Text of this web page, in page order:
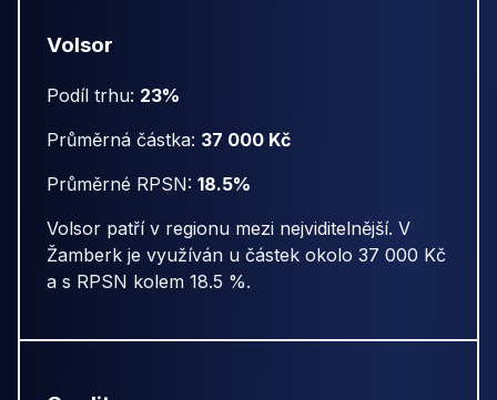
Volsor
Podíl trhu: 23%
Průměrná částka: 37 000 Kč
Průměrné RPSN: 18.5%
Volsor patří v regionu mezi nejviditelnější. V
Žamberk je využíván u částek okolo 37 000 Kč
a s RPSN kolem 18.5 %.